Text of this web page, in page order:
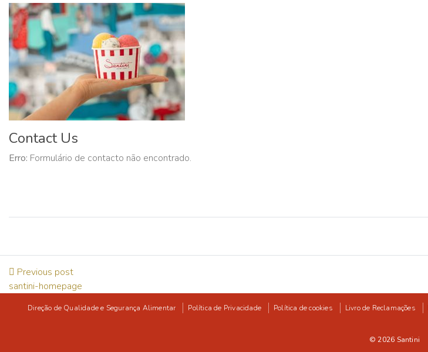
Contact Us
Erro: Formulário de contacto não encontrado.
Previous post
santini-homepage
Direção de Qualidade e Segurança Alimentar Política de Privacidade Política de cookies Livro de Reclamações
© 2026 Santini